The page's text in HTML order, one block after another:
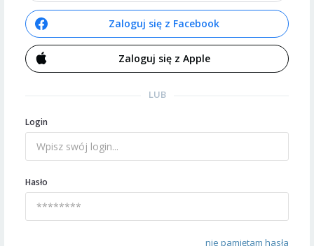
Zaloguj się z Facebook
Zaloguj się z Apple
LUB
Login
Hasło
nie pamiętam hasła